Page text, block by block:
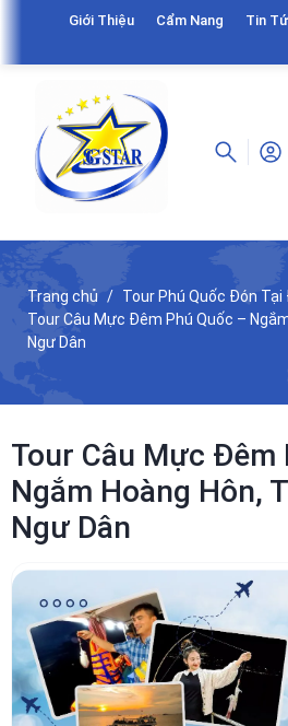
Giới Thiệu Cẩm Nang Tin
Trang chủ
Tour Phú Quốc Đón Tại
Tour Câu Mực Đêm Phú Quốc –
Ngư Dân
Tour Câu Mực Đêm
Ngắm Hoàng Hôn,
Ngư Dân